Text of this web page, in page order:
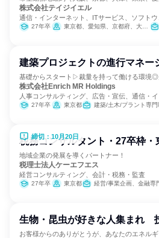
株式会社テイジイエル
通信・インターネット、ITサービス、ソフト
27年卒 東京都、愛知県、京都府、大阪府、兵庫県
建築プロジェクトの進行マネー
基礎からスタート▷裁量を持って働ける環境◎
株式会社Enrich MR Holdings
人事コンサルティング、広告・宣伝、通信・
27年卒 東京都 建築/土木/プラント専門
締切：10月20日
税務コンサルタント・27卒枠・
地域企業の発展を導くパートナー！
税理士法人ケーエフエス
経営コンサルティング、会計・税務・監査
27年卒 東京都 経営/事業企画、金融専
生物・昆虫が好きな人集まれ
お客様からのありがとうが、あなたのエネル